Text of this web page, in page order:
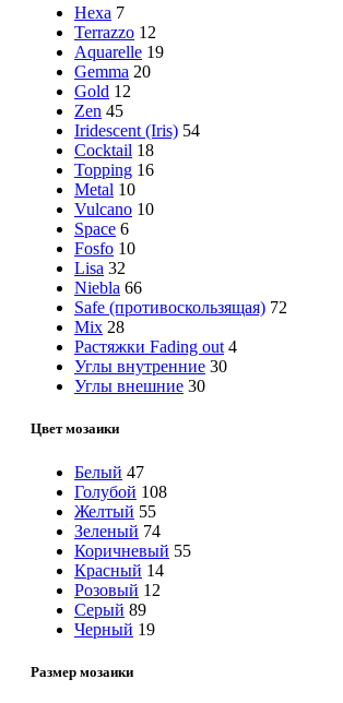
Hexa 7
Terrazzo 12
Aquarelle 19
Gemma 20
Gold 12
Zen 45
Iridescent (Iris) 54
Cocktail 18
Topping 16
Metal 10
Vulcano 10
Space 6
Fosfo 10
Lisa 32
Niebla 66
Safe (противоскользящая) 72
Mix 28
Растяжки Fading out 4
Углы внутренние 30
Углы внешние 30
Цвет мозаики
Белый 47
Голубой 108
Желтый 55
Зеленый 74
Коричневый 55
Красный 14
Розовый 12
Серый 89
Черный 19
Размер мозаики